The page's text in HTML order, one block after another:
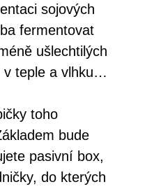
sojových
fermentovat
ušlechtilých
v teple a vlhku…
toho
bude
pasivní box,
do kterých